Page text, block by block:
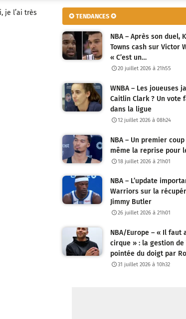
je l’ai très
✪ TENDANCES ✪
NBA – Après son duel,
Towns cash sur Victor
« C’est un…
20 juillet 2026 à 21h55
WNBA – Les joueuses
Caitlin Clark ? Un vote
dans la ligue
12 juillet 2026 à 08h24
NBA – Un premier
même la reprise pour
18 juillet 2026 à 21h01
NBA – L’update
Warriors sur la
Jimmy Butler
26 juillet 2026 à 21h01
NBA/Europe – « Il faut
cirque » : la gestion de
pointée du doigt par
31 juillet 2026 à 10h32